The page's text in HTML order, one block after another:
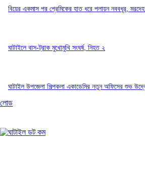
বিয়ের একমাস পর প্রেমিকের হাত ধরে পলায়ন নববধূর,
ঘাটাইলে বাস-ট্রাক মুখোমুখি সংঘর্ষ, নিহত ২
ঘাটাইল উপজেলা শিল্পকলা একাডেমির নতুন অফিসের শুভ
লোড